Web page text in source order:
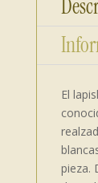
El
pieza.